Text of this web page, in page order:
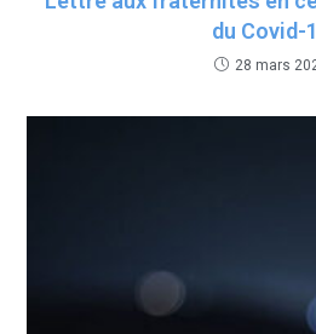
du Covid-
28 mars